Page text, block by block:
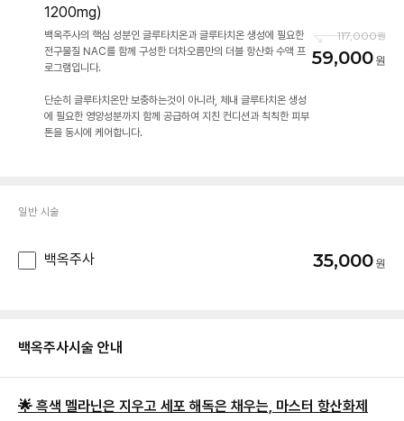
백옥주사시술 안내
🌟 흑색 멜라닌은 지우고 세포 해독은 채우는, 마스터 항산화제
1200mg)
백옥주사의 핵심 성분인 글루타치온과 글루타치온 생성에 필요한
전구물질 NAC를 함께 구성한 더차오름만의 더블 항산화 수액 프
로그램입니다.
단순히 글루타치온만 보충하는것이 아니라, 체내 글루타치온 생성
에 필요한 영양성분까지 함께 공급하여 지친 컨디션과 칙칙한 피부
톤을 동시에 케어합니다.
117,000
59,000
일반 시술
백옥주사 35,000